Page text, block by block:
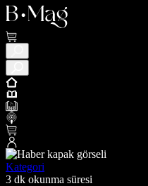
Kategori
3 dk okunma süresi